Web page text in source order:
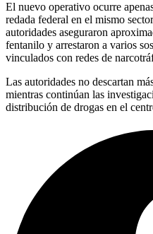
El nuevo operativo ocurre
redada federal en el mismo
autoridades aseguraron
fentanilo y arrestaron a varios
vinculados con redes de
Las autoridades no descartan
mientras continúan las
distribución de drogas en el